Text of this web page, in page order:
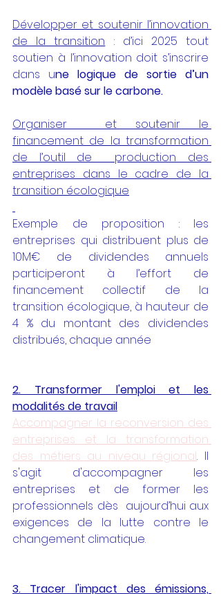
Développer et soutenir l’innovation
de la transition : d’ici 2025 tout
soutien à l’innovation doit s’inscrire
dans une logique de sortie d’un
modèle basé sur le carbone.
Organiser  et soutenir le
financement de la transformation
de l’outil de  production des
entreprises dans le cadre de la
transition écologique
Exemple de proposition : les
entreprises qui distribuent plus de
10M€ de dividendes annuels
participeront à l’effort de
financement collectif de la
transition écologique, à hauteur de
4 % du montant des dividendes
distribués, chaque année
2. Transformer l'emploi et les
modalités de travail
Accompagner la reconversion des
entreprises et la transformation
des métiers au niveau régional. Il
s'agit d'accompagner les
entreprises et de former les
professionnels dès  aujourd’hui aux
exigences de la lutte contre le
changement climatique.
3. Tracer l'impact des émissions,